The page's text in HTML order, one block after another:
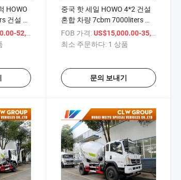
HOWO
건설 시
자가 적
52,000.00
/ 상품
중국 핫 세일 HOWO 4*2 건설
혼합 차량 7cbm 7000liters 이
동식 시멘트 콘크리트 믹서 트
럭
FOB 가격: US$15,000.00-35,000.00
최소 주문하다: 1 상품
문의 보내기